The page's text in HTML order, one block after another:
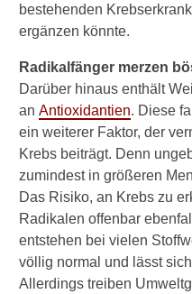
bestehenden
ergänzen könnte.
Radikalfänger merzen
Darüber hinaus enthält
an Antioxidantien. Diese
ein weiterer Faktor, der
Krebs beiträgt. Denn
zumindest in größeren
Das Risiko, an Krebs zu
Radikalen offenbar
entstehen bei vielen
völlig normal und lässt
Allerdings treiben